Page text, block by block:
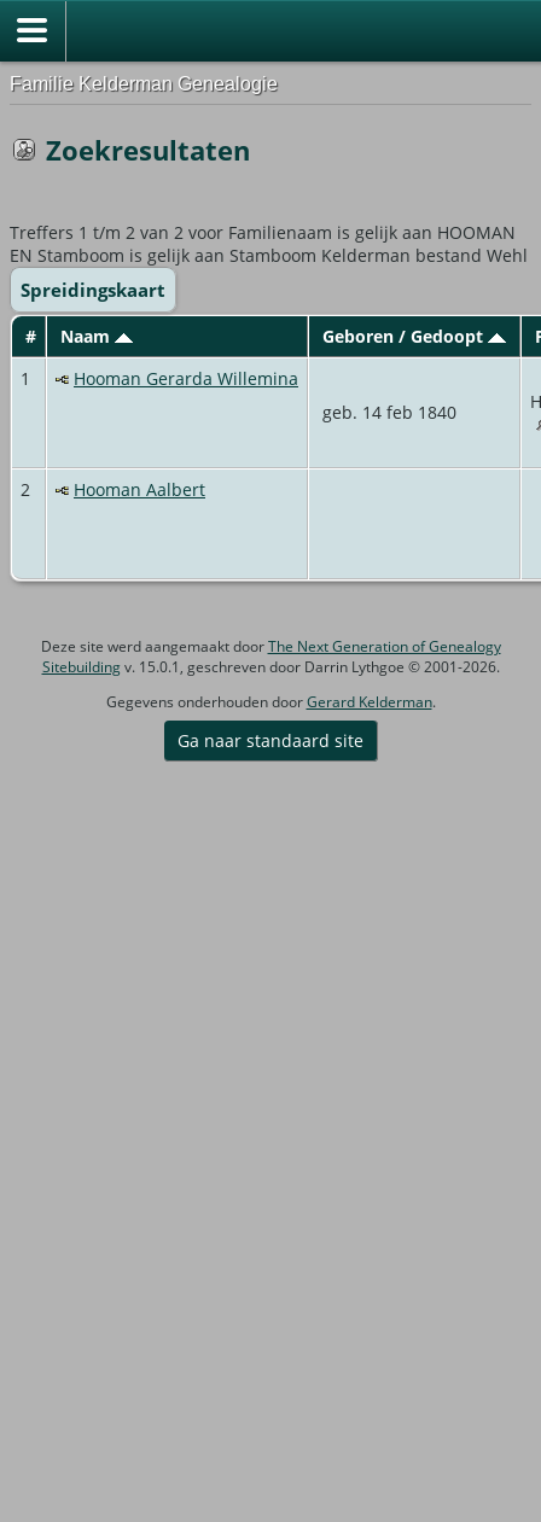
Familie Kelderman Genealogie
Zoekresultaten
Treffers 1 t/m 2 van 2 voor Familienaam is gelijk aan HOOMAN
EN Stamboom is gelijk aan Stamboom Kelderman bestand Wehl
Spreidingskaart
# Naam Geboren / Gedoopt
1
Hooman Gerarda Willemina
geb. 14 feb 1840
2 Hooman Aalbert
Deze site werd aangemaakt doorThe Next Generation of Genealogy
Sitebuildingv. 15.0.1, geschreven door Darrin Lythgoe © 2001-2026.
Gegevens onderhouden doorGerard Kelderman.
Ga naar standaard site